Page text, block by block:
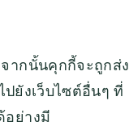
ากนั้นคุกกี้จะถูกส่ง
ยังเว็บไซต์อื่นๆ ที่
อย่างมี